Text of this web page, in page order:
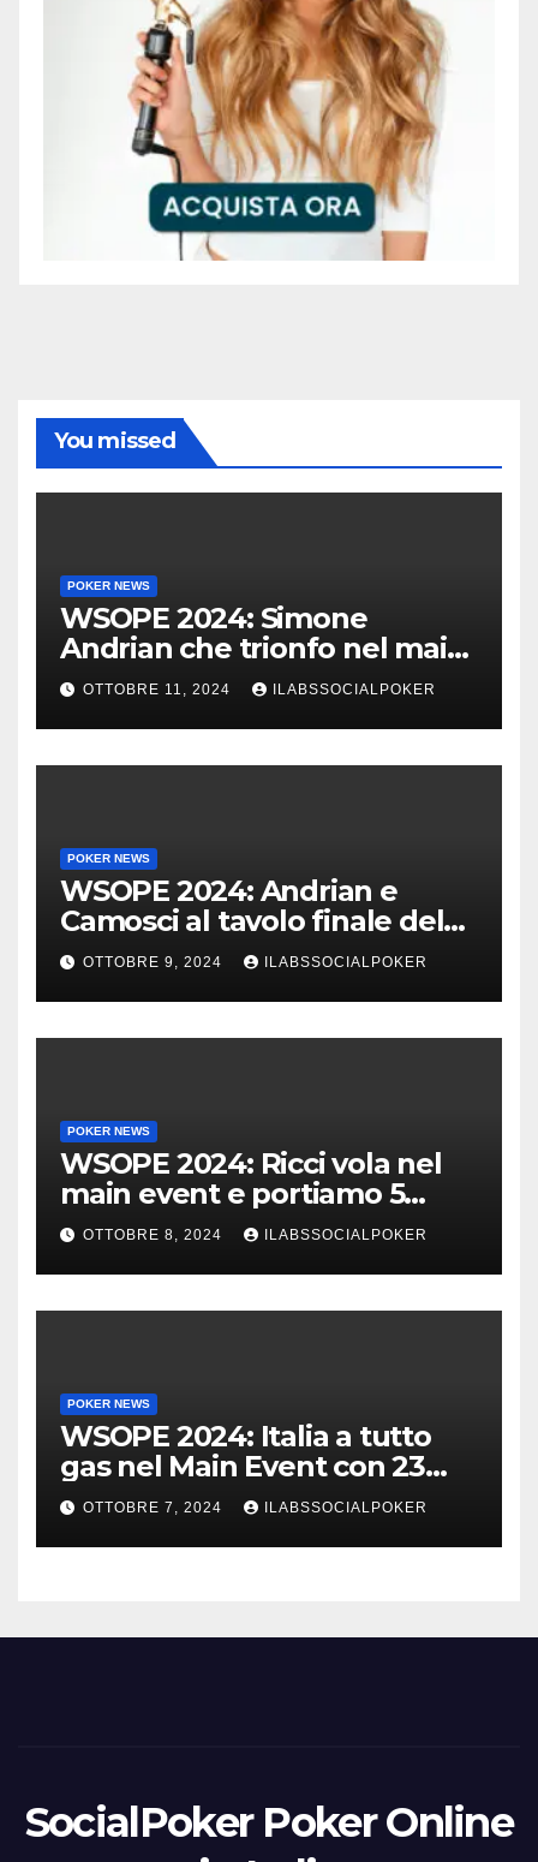
You missed
POKER NEWS
WSOPE 2024: Simone
Andrian che trionfo nel main
event al King’s
OTTOBRE 11, 2024 ILABSSOCIALPOKER
POKER NEWS
WSOPE 2024: Andrian e
Camosci al tavolo finale del
Main, vai Italia!!!
OTTOBRE 9, 2024 ILABSSOCIALPOKER
POKER NEWS
WSOPE 2024: Ricci vola nel
main event e portiamo 5
azzurri al day 4
OTTOBRE 8, 2024 ILABSSOCIALPOKER
POKER NEWS
WSOPE 2024: Italia a tutto
gas nel Main Event con 23
azzurri al day 3
OTTOBRE 7, 2024 ILABSSOCIALPOKER
SocialPoker Poker Online